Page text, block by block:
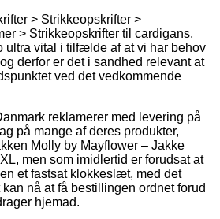
> Strikkeopskrifter >
> Strikkeopskrifter til cardigans,
ultra vital i tilfælde af at vi har behov
derfor er det i sandhed relevant at
ved det vedkommende
reklamerer med levering på
på mange af deres produkter,
Molly by Mayflower – Jakke
men som imidlertid er forudsat at
et fastsat klokkeslæt, med det
nå at få bestillingen ordnet forud
hjemad.